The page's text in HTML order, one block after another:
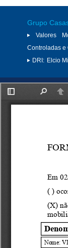
Grupo
Valores
Controladas e
DRI: Elcio